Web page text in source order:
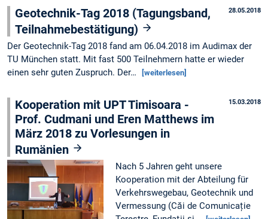
28.05.2018
Geotechnik-Tag 2018 (Tagungsband,
Teilnahmebestätigung)
Der Geotechnik-Tag 2018 fand am 06.04.2018 im Audimax der
TU München statt. Mit fast 500 Teilnehmern hatte er wieder
einen sehr guten Zuspruch. Der…
[weiterlesen]
15.03.2018
Kooperation mit UPT Timisoara -
Prof. Cudmani und Eren Matthews im
März 2018 zu Vorlesungen in
Rumänien
Nach 5 Jahren geht unsere
Kooperation mit der Abteilung für
Verkehrswegebau, Geotechnik und
Vermessung (Căi de Comunicație